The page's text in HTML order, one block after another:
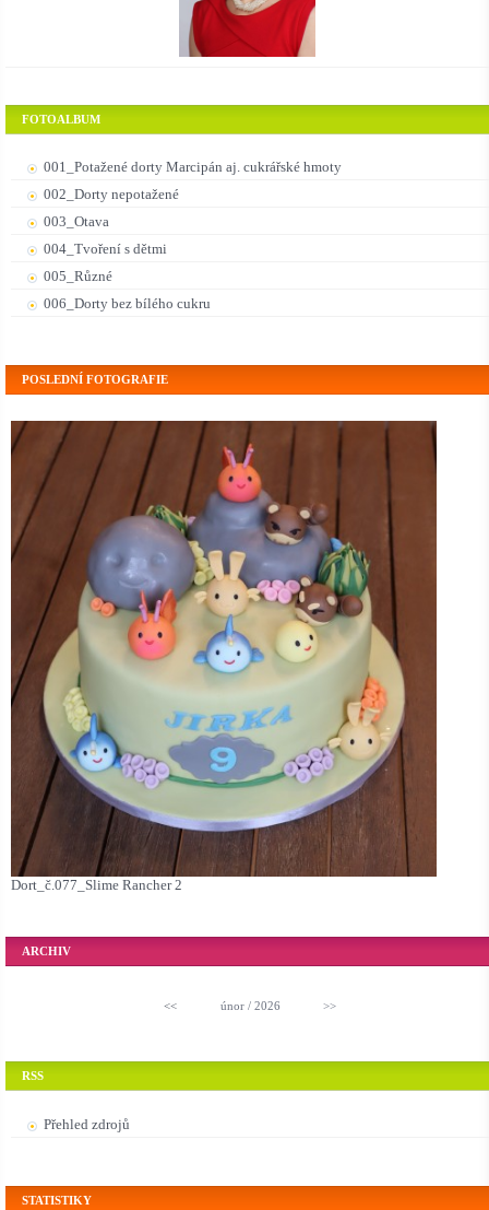
FOTOALBUM
001_Potažené dorty Marcipán aj. cukrářské hmoty
002_Dorty nepotažené
003_Otava
004_Tvoření s dětmi
005_Různé
006_Dorty bez bílého cukru
POSLEDNÍ FOTOGRAFIE
Dort_č.077_Slime Rancher 2
ARCHIV
<< únor / 2026 >>
RSS
Přehled zdrojů
STATISTIKY